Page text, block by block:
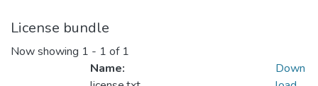
License bundle
Now showing 1 - 1 of 1
Name:
Down